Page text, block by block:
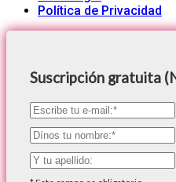
Política de Privacidad
Suscripción gratuita